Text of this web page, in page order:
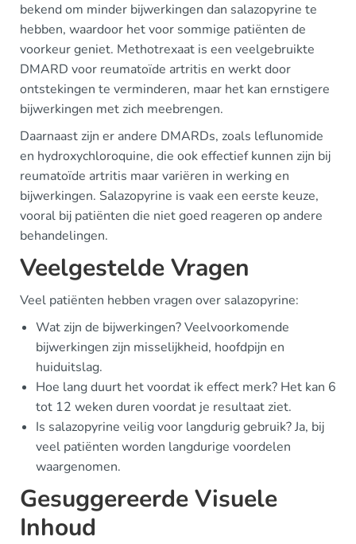
bekend om minder bijwerkingen dan salazopyrine te
hebben, waardoor het voor sommige patiënten de
voorkeur geniet. Methotrexaat is een veelgebruikte
DMARD voor reumatoïde artritis en werkt door
ontstekingen te verminderen, maar het kan ernstigere
bijwerkingen met zich meebrengen.
Daarnaast zijn er andere DMARDs, zoals leflunomide
en hydroxychloroquine, die ook effectief kunnen zijn bij
reumatoïde artritis maar variëren in werking en
bijwerkingen. Salazopyrine is vaak een eerste keuze,
vooral bij patiënten die niet goed reageren op andere
behandelingen.
Veelgestelde Vragen
Veel patiënten hebben vragen over salazopyrine:
Wat zijn de bijwerkingen? Veelvoorkomende
bijwerkingen zijn misselijkheid, hoofdpijn en
huiduitslag.
Hoe lang duurt het voordat ik effect merk? Het kan 6
tot 12 weken duren voordat je resultaat ziet.
Is salazopyrine veilig voor langdurig gebruik? Ja, bij
veel patiënten worden langdurige voordelen
waargenomen.
Gesuggereerde Visuele
Inhoud